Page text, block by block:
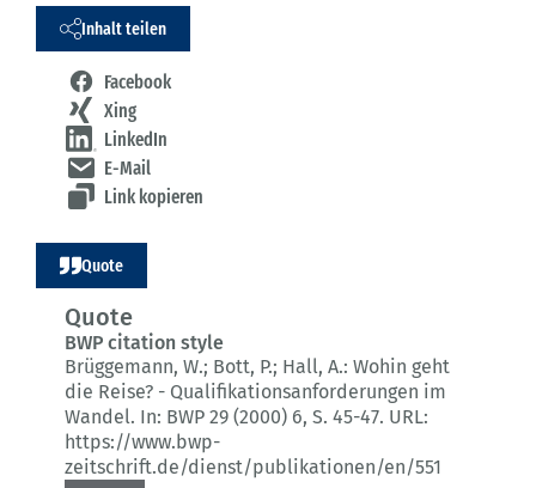
Inhalt teilen
Facebook
Xing
LinkedIn
E-Mail
Link kopieren
Quote
Quote
BWP citation style
Brüggemann, W.; Bott, P.; Hall, A.: Wohin geht
die Reise? - Qualifikationsanforderungen im
Wandel. In: BWP 29 (2000) 6, S. 45-47. URL:
https://www.bwp-
zeitschrift.de/dienst/publikationen/en/551